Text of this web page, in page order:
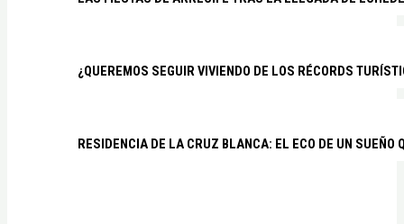
¿QUEREMOS SEGUIR VIVIENDO DE LOS RÉCORDS
RESIDENCIA DE LA CRUZ BLANCA: EL ECO DE UN SUEÑO